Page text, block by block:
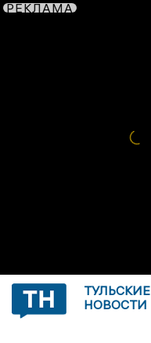
РЕКЛАМА
ТУЛЬСКИЕ
НОВОСТИ